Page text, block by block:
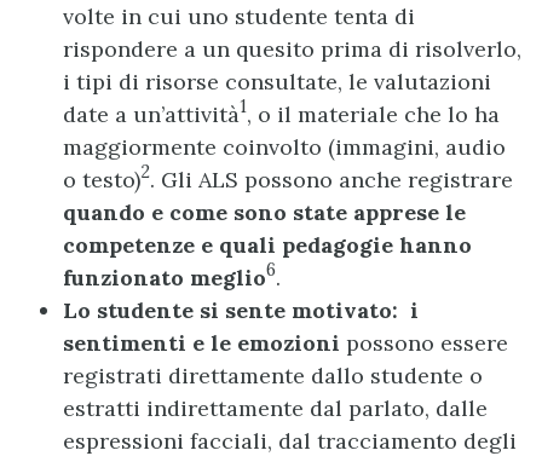
volte in cui uno studente tenta di
rispondere a un quesito prima di risolverlo,
i tipi di risorse consultate, le valutazioni
date a un’attività1, o il materiale che lo ha
maggiormente coinvolto (immagini, audio
o testo)2. Gli ALS possono anche registrare
quando e come sono state apprese le
competenze e quali pedagogie hanno
funzionato meglio6.
Lo studente si sente motivato: i
sentimenti e le emozioni possono essere
registrati direttamente dallo studente o
estratti indirettamente dal parlato, dalle
espressioni facciali, dal tracciamento degli